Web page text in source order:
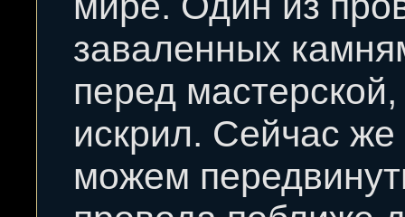
заваленных
перед мастерской,
искрил. Сейчас
можем